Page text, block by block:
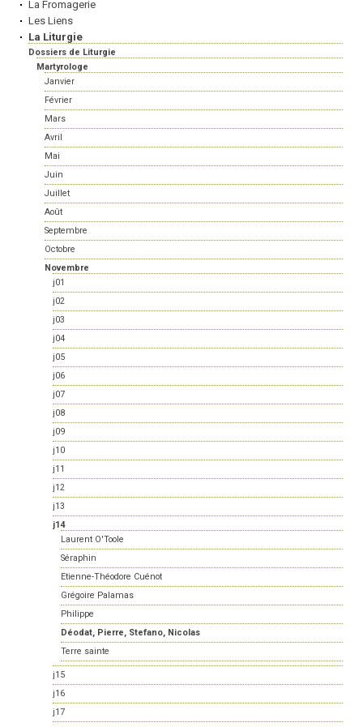
La Fromagerie
Les Liens
La Liturgie
Dossiers de Liturgie
Martyrologe
Janvier
Février
Mars
Avril
Mai
Juin
Juillet
Août
Septembre
Octobre
Novembre
j01
j02
j03
j04
j05
j06
j07
j08
j09
j10
j11
j12
j13
j14
Laurent O'Toole
Séraphin
Etienne-Théodore Cuénot
Grégoire Palamas
Philippe
Déodat, Pierre, Stefano, Nicolas
Terre sainte
j15
j16
j17